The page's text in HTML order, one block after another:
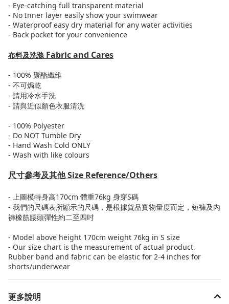
- Eye-catching full transparent material
- No Inner layer easily show your swimwear
- Waterproof easy dry material for any water activities
- Back pocket for your convenience
布料及洗滌 Fabric and Cares
- 100% 聚酯纖維
- 不可焗乾
- 請用冷水手洗
- 請與近似顏色衣服清洗
- 100% Polyester
- Do NOT Tumble Dry
- Hand Wash Cold ONLY
- Wash with like colours
尺寸參考及其他Size Reference/Others
- 上圖模特身高170cm 體重76kg 身穿S碼
- 我們的尺碼表所顯示的尺碼，是根據貨品實物量度而定，短褲及內
褲橡筋腰頭彈性約二至四吋
- Model above height 170cm weight 76kg in S size
- Our size chart is the measurement of actual product.
Rubber band and fabric can be elastic for 2-4 inches for
shorts/underwear
更多說明